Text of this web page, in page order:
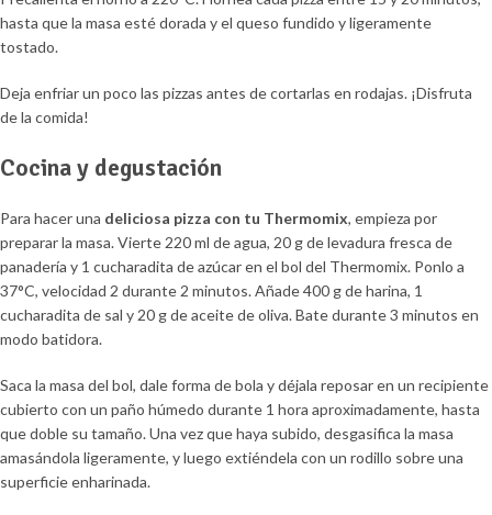
hasta que la masa esté dorada y el queso fundido y ligeramente
tostado.
Deja enfriar un poco las pizzas antes de cortarlas en rodajas. ¡Disfruta
de la comida!
Cocina y degustación
Para hacer una deliciosa pizza con tu Thermomix, empieza por
preparar la masa. Vierte 220 ml de agua, 20 g de levadura fresca de
panadería y 1 cucharadita de azúcar en el bol del Thermomix. Ponlo a
37°C, velocidad 2 durante 2 minutos. Añade 400 g de harina, 1
cucharadita de sal y 20 g de aceite de oliva. Bate durante 3 minutos en
modo batidora.
Saca la masa del bol, dale forma de bola y déjala reposar en un recipiente
cubierto con un paño húmedo durante 1 hora aproximadamente, hasta
que doble su tamaño. Una vez que haya subido, desgasifica la masa
amasándola ligeramente, y luego extiéndela con un rodillo sobre una
superficie enharinada.